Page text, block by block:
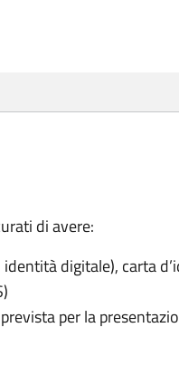
di avere:
digitale), carta
per la